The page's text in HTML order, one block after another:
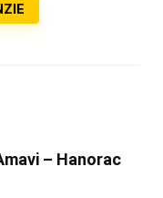
– Hanorac